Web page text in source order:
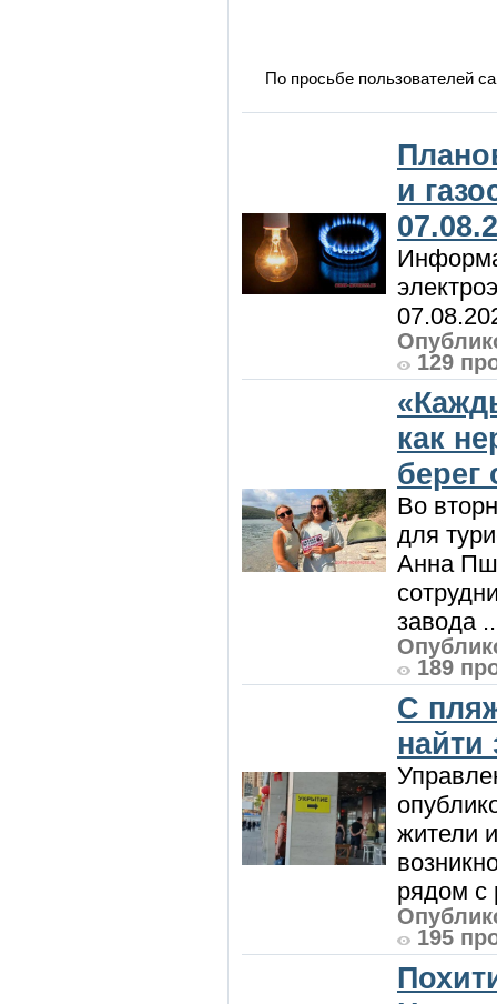
По просьбе пользователей
и
129
как
берег
Во
для
Анна
завода
189
С
жители
рядом с
195